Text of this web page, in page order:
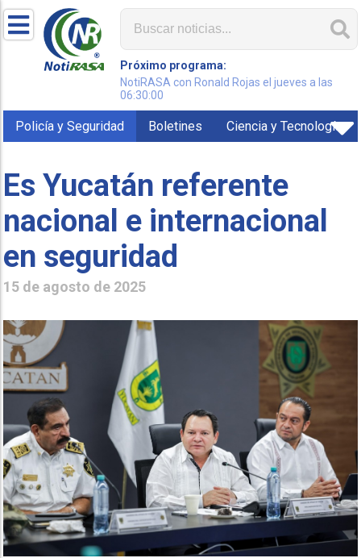
Próximo programa:
NotiRASA con Ronald Rojas el jueves a las
06:30:00
Policía y Seguridad Boletines Ciencia y Tecnología
Es Yucatán referente
nacional e internacional
en seguridad
15 de agosto de 2025